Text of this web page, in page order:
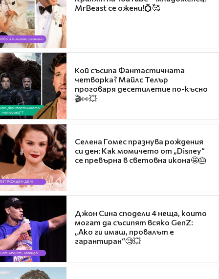
MrBeast се ожени!💍🥰
Кой съсипа Фантастичната
четворка? Майлс Телър
проговаря десетилетие по-късно
🎬👀💥
Селена Гомес празнува рождения
си ден: Как момичето от „Disney“
се превърна в световна икона🤩🎂
Джон Сина сподели 4 неща, които
могат да съсипят всяко GenZ:
„Ако ги имаш, провалът е
гарантиран“🧐💥